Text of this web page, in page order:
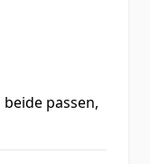
2025
passen,